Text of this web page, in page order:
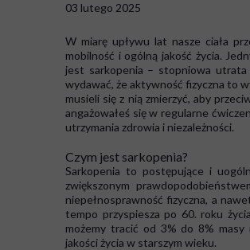
03 lutego 2025
W miarę upływu lat nasze ciała
mobilność i ogólną jakość życia.
jest sarkopenia – stopniowa utrata
wydawać, że aktywność fizyczna to
musieli się z nią zmierzyć, aby
angażowałeś się w regularne
utrzymania zdrowia i niezależności.
Czym jest sarkopenia?
Sarkopenia to postępujące i
zwiększonym
niepełnosprawność fizyczna, a
tempo przyspiesza po 60. roku
możemy tracić od 3% do 8% masy
jakości życia w starszym wieku.